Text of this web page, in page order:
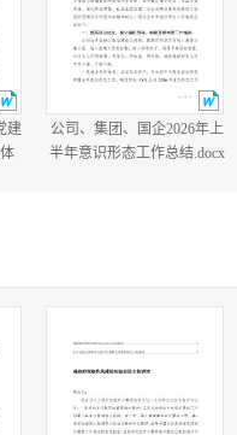
建
公司、集团、国企2026年上
半年意识形态工作总结.docx